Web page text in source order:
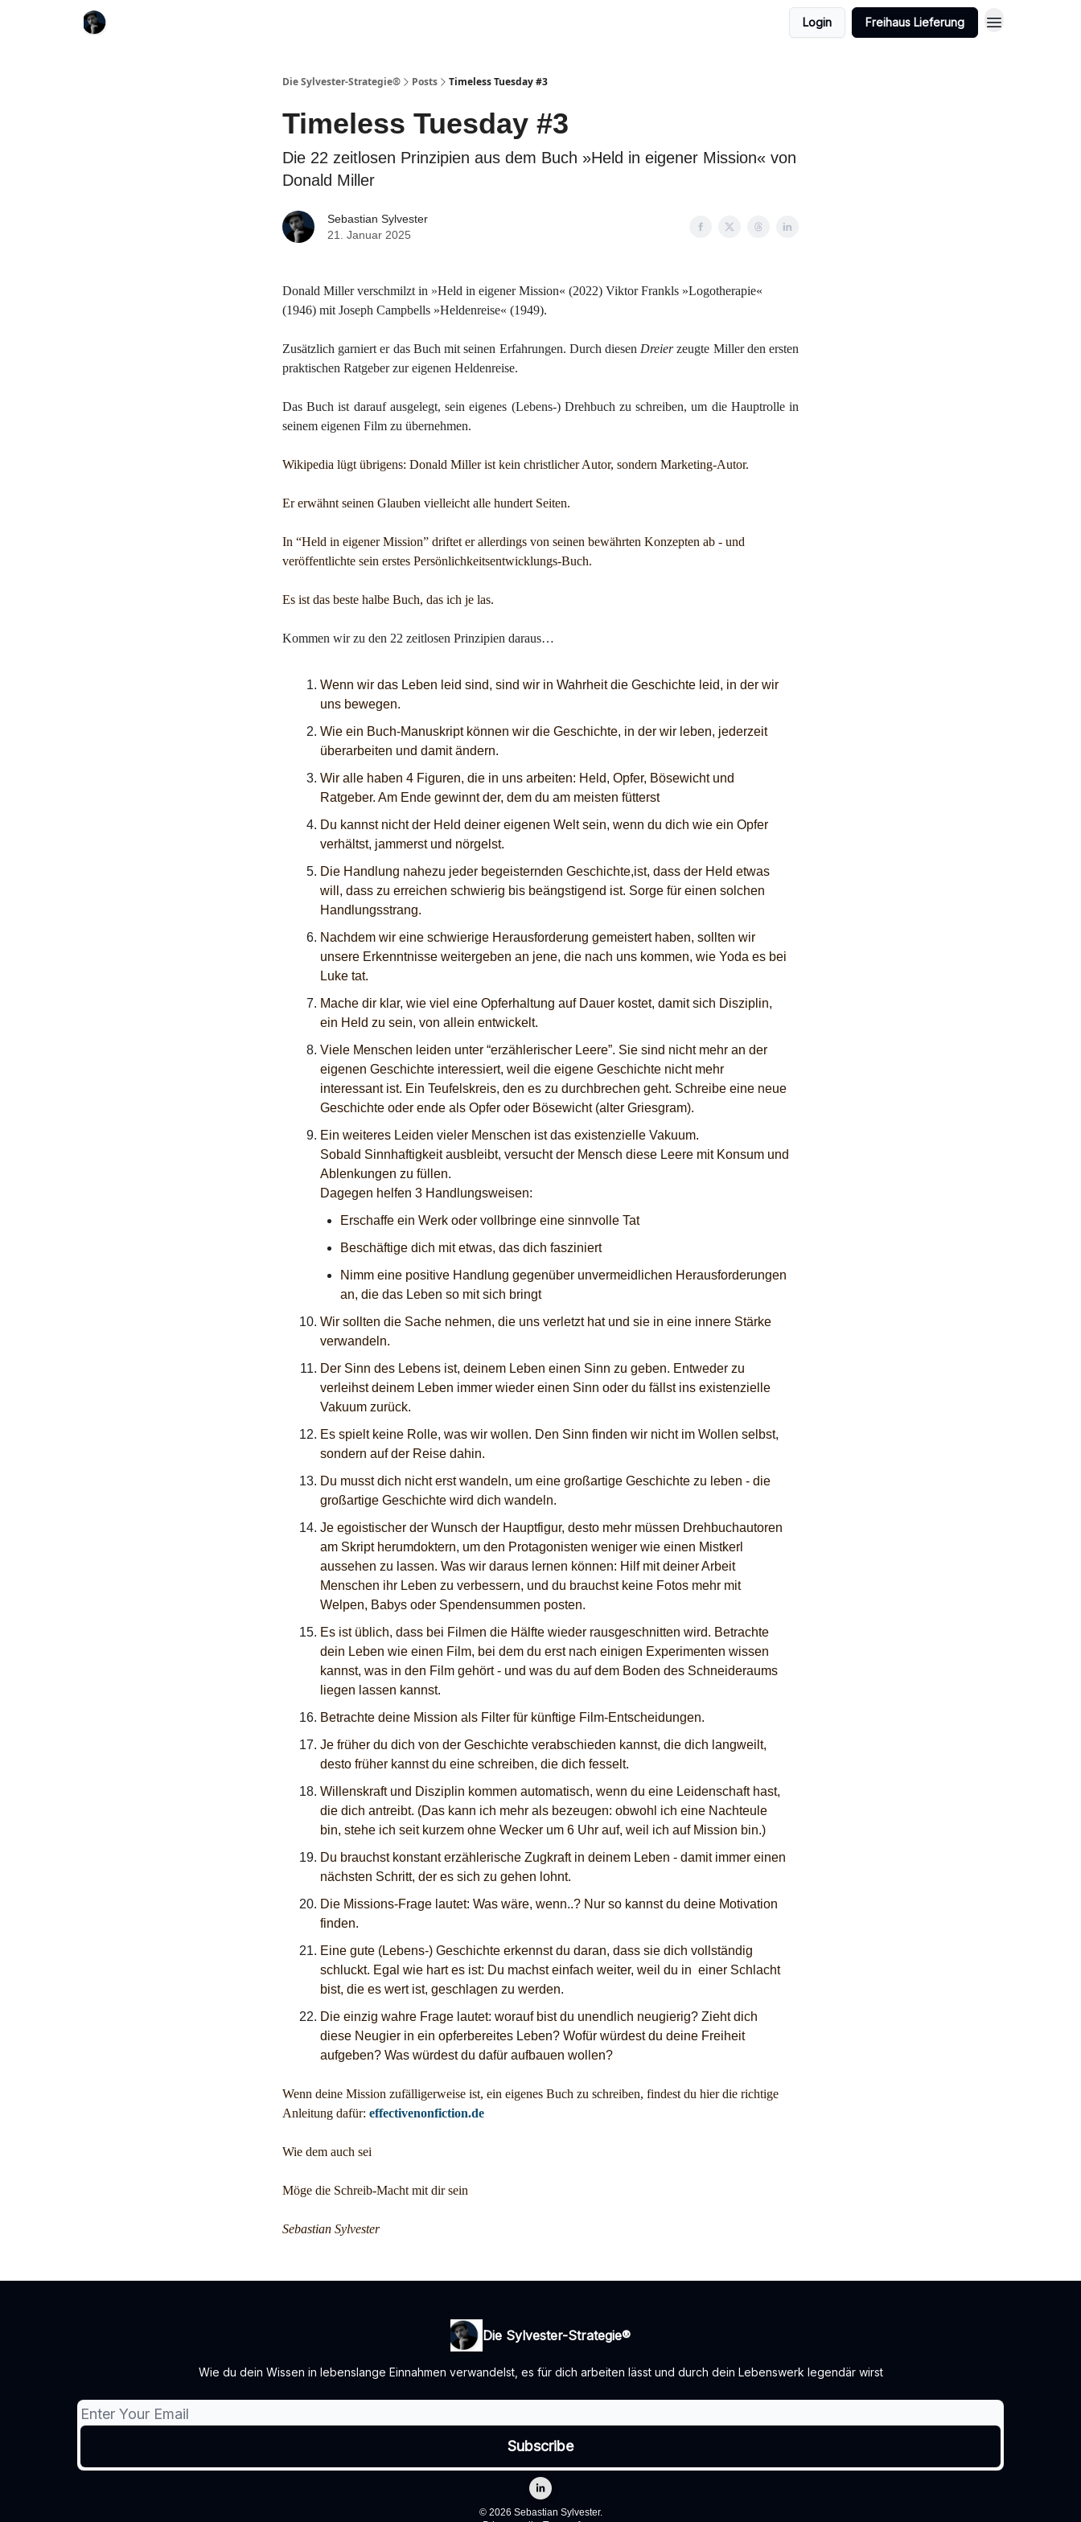
Login Freihaus Lieferung
Die Sylvester-Strategie®️ Posts Timeless Tuesday #3
Timeless Tuesday #3
Die 22 zeitlosen Prinzipien aus dem Buch »Held in eigener Mission« von
Donald Miller
Sebastian Sylvester
21. Januar 2025
Donald Miller verschmilzt in »Held in eigener Mission« (2022) Viktor Frankls »Logotherapie«
(1946) mit Joseph Campbells »Heldenreise« (1949).
Zusätzlich garniert er das Buch mit seinen Erfahrungen. Durch diesen Dreierzeugte Miller den ersten
praktischen Ratgeber zur eigenen Heldenreise.
Das Buch ist darauf ausgelegt, sein eigenes (Lebens-) Drehbuch zu schreiben, um die Hauptrolle in
seinem eigenen Film zu übernehmen.
Wikipedia lügt übrigens: Donald Miller ist kein christlicher Autor, sondern Marketing-Autor.
Er erwähnt seinen Glauben vielleicht alle hundert Seiten.
In “Held in eigener Mission” driftet er allerdings von seinen bewährten Konzepten ab - und
veröffentlichte sein erstes Persönlichkeitsentwicklungs-Buch.
Es ist das beste halbe Buch, das ich je las.
Kommen wir zu den 22 zeitlosen Prinzipien daraus…
Wenn wir das Leben leid sind, sind wir in Wahrheit die Geschichte leid, in der wir
uns bewegen.
Wie ein Buch-Manuskript können wir die Geschichte, in der wir leben, jederzeit
überarbeiten und damit ändern.
Wir alle haben 4 Figuren, die in uns arbeiten: Held, Opfer, Bösewicht und
Ratgeber. Am Ende gewinnt der, dem du am meisten fütterst
Du kannst nicht der Held deiner eigenen Welt sein, wenn du dich wie ein Opfer
verhältst, jammerst und nörgelst.
Die Handlung nahezu jeder begeisternden Geschichte,ist, dass der Held etwas
will, dass zu erreichen schwierig bis beängstigend ist. Sorge für einen solchen
Handlungsstrang.
Nachdem wir eine schwierige Herausforderung gemeistert haben, sollten wir
unsere Erkenntnisse weitergeben an jene, die nach uns kommen, wie Yoda es bei
Luke tat.
Mache dir klar, wie viel eine Opferhaltung auf Dauer kostet, damit sich Disziplin,
ein Held zu sein, von allein entwickelt.
Viele Menschen leiden unter “erzählerischer Leere”. Sie sind nicht mehr an der
eigenen Geschichte interessiert, weil die eigene Geschichte nicht mehr
interessant ist. Ein Teufelskreis, den es zu durchbrechen geht. Schreibe eine neue
Geschichte oder ende als Opfer oder Bösewicht (alter Griesgram).
Ein weiteres Leiden vieler Menschen ist das existenzielle Vakuum.
Sobald Sinnhaftigkeit ausbleibt, versucht der Mensch diese Leere mit Konsum und
Ablenkungen zu füllen.
Dagegen helfen 3 Handlungsweisen:
Erschaffe ein Werk oder vollbringe eine sinnvolle Tat
Beschäftige dich mit etwas, das dich fasziniert
Nimm eine positive Handlung gegenüber unvermeidlichen Herausforderungen
an, die das Leben so mit sich bringt
Wir sollten die Sache nehmen, die uns verletzt hat und sie in eine innere Stärke
verwandeln.
Der Sinn des Lebens ist, deinem Leben einen Sinn zu geben. Entweder zu
verleihst deinem Leben immer wieder einen Sinn oder du fällst ins existenzielle
Vakuum zurück.
Es spielt keine Rolle, was wir wollen. Den Sinn finden wir nicht im Wollen selbst,
sondern auf der Reise dahin.
Du musst dich nicht erst wandeln, um eine großartige Geschichte zu leben - die
großartige Geschichte wird dich wandeln.
Je egoistischer der Wunsch der Hauptfigur, desto mehr müssen Drehbuchautoren
am Skript herumdoktern, um den Protagonisten weniger wie einen Mistkerl
aussehen zu lassen. Was wir daraus lernen können: Hilf mit deiner Arbeit
Menschen ihr Leben zu verbessern, und du brauchst keine Fotos mehr mit
Welpen, Babys oder Spendensummen posten.
Es ist üblich, dass bei Filmen die Hälfte wieder rausgeschnitten wird. Betrachte
dein Leben wie einen Film, bei dem du erst nach einigen Experimenten wissen
kannst, was in den Film gehört - und was du auf dem Boden des Schneideraums
liegen lassen kannst.
Betrachte deine Mission als Filter für künftige Film-Entscheidungen.
Je früher du dich von der Geschichte verabschieden kannst, die dich langweilt,
desto früher kannst du eine schreiben, die dich fesselt.
Willenskraft und Disziplin kommen automatisch, wenn du eine Leidenschaft hast,
die dich antreibt. (Das kann ich mehr als bezeugen: obwohl ich eine Nachteule
bin, stehe ich seit kurzem ohne Wecker um 6 Uhr auf, weil ich auf Mission bin.)
Du brauchst konstant erzählerische Zugkraft in deinem Leben - damit immer einen
nächsten Schritt, der es sich zu gehen lohnt.
Die Missions-Frage lautet: Was wäre, wenn..? Nur so kannst du deine Motivation
finden.
Eine gute (Lebens-) Geschichte erkennst du daran, dass sie dich vollständig
schluckt. Egal wie hart es ist: Du machst einfach weiter, weil du in einer Schlacht
bist, die es wert ist, geschlagen zu werden.
Die einzig wahre Frage lautet: worauf bist du unendlich neugierig? Zieht dich
diese Neugier in ein opferbereites Leben? Wofür würdest du deine Freiheit
aufgeben? Was würdest du dafür aufbauen wollen?
Wenn deine Mission zufälligerweise ist, ein eigenes Buch zu schreiben, findest du hier die richtige
Anleitung dafür: effectivenonfiction.de
Wie dem auch sei
Möge die Schreib-Macht mit dir sein
Sebastian Sylvester
Die Sylvester-Strategie®️
Wie du dein Wissen in lebenslange Einnahmen verwandelst, es für dich arbeiten lässt und durch dein Lebenswerk legendär wirst
© 2026 Sebastian Sylvester.